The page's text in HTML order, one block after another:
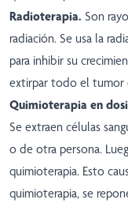
Radioterapia. Son
radiación. Se usa la
para inhibir su
extirpar todo el tumor
Quimioterapia en
Se extraen células
o de otra persona.
quimioterapia. Esto
quimioterapia, se